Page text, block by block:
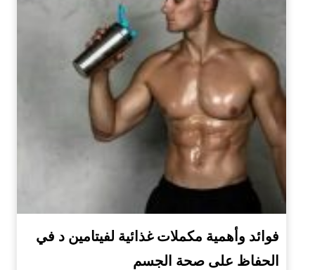
فوائد وأهمية مكملات غذائية لفيتامين د في
الحفاظ على صحة الجسم